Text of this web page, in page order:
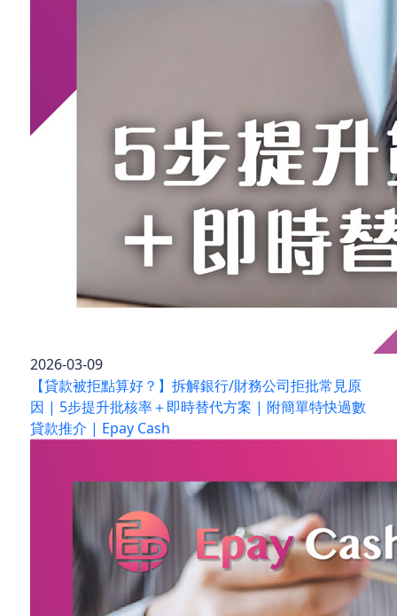
2026-03-09
【貸款被拒點算好？】拆解銀行/財務公司拒批常見原
因 | 5步提升批核率＋即時替代方案 | 附簡單特快過數
貸款推介 | Epay Cash